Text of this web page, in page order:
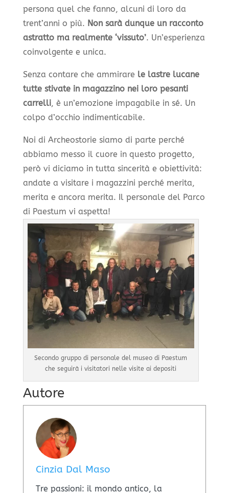
persona quel che fanno, alcuni di loro da
trent’anni o più. Non sarà dunque un racconto
astratto ma realmente ‘vissuto’. Un’esperienza
coinvolgente e unica.
Senza contare che ammirare le lastre lucane
tutte stivate in magazzino nei loro pesanti
carrelli, è un’emozione impagabile in sé. Un
colpo d’occhio indimenticabile.
Noi di Archeostorie siamo di parte perché
abbiamo messo il cuore in questo progetto,
però vi diciamo in tutta sincerità e obiettività:
andate a visitare i magazzini perché merita,
merita e ancora merita. Il personale del Parco
di Paestum vi aspetta!
Secondo gruppo di personale del museo di Paestum
che seguirà i visitatori nelle visite ai depositi
Autore
Cinzia Dal Maso
​Tre passioni: il mondo antico, la